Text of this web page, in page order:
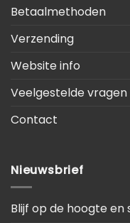
Betaalmethoden
Verzending
Website info
Veelgestelde vragen
Contact
Nieuwsbrief
Blijf op de hoogte en